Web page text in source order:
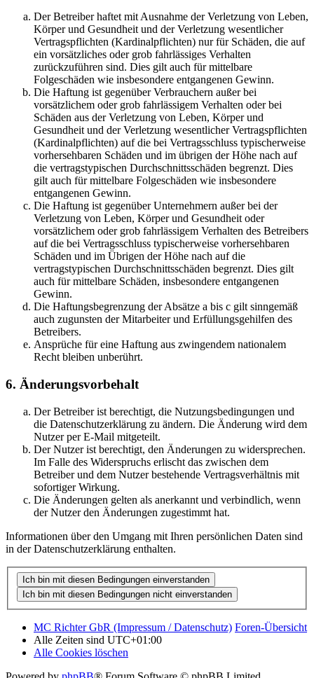
Der Betreiber haftet mit Ausnahme der Verletzung von Leben,
Körper und Gesundheit und der Verletzung wesentlicher
Vertragspflichten (Kardinalpflichten) nur für Schäden, die auf
ein vorsätzliches oder grob fahrlässiges Verhalten
zurückzuführen sind. Dies gilt auch für mittelbare
Folgeschäden wie insbesondere entgangenen Gewinn.
Die Haftung ist gegenüber Verbrauchern außer bei
vorsätzlichem oder grob fahrlässigem Verhalten oder bei
Schäden aus der Verletzung von Leben, Körper und
Gesundheit und der Verletzung wesentlicher Vertragspflichten
(Kardinalpflichten) auf die bei Vertragsschluss typischerweise
vorhersehbaren Schäden und im übrigen der Höhe nach auf
die vertragstypischen Durchschnittsschäden begrenzt. Dies
gilt auch für mittelbare Folgeschäden wie insbesondere
entgangenen Gewinn.
Die Haftung ist gegenüber Unternehmern außer bei der
Verletzung von Leben, Körper und Gesundheit oder
vorsätzlichem oder grob fahrlässigem Verhalten des Betreibers
auf die bei Vertragsschluss typischerweise vorhersehbaren
Schäden und im Übrigen der Höhe nach auf die
vertragstypischen Durchschnittsschäden begrenzt. Dies gilt
auch für mittelbare Schäden, insbesondere entgangenen
Gewinn.
Die Haftungsbegrenzung der Absätze a bis c gilt sinngemäß
auch zugunsten der Mitarbeiter und Erfüllungsgehilfen des
Betreibers.
Ansprüche für eine Haftung aus zwingendem nationalem
Recht bleiben unberührt.
6. Änderungsvorbehalt
Der Betreiber ist berechtigt, die Nutzungsbedingungen und
die Datenschutzerklärung zu ändern. Die Änderung wird dem
Nutzer per E-Mail mitgeteilt.
Der Nutzer ist berechtigt, den Änderungen zu widersprechen.
Im Falle des Widerspruchs erlischt das zwischen dem
Betreiber und dem Nutzer bestehende Vertragsverhältnis mit
sofortiger Wirkung.
Die Änderungen gelten als anerkannt und verbindlich, wenn
der Nutzer den Änderungen zugestimmt hat.
Informationen über den Umgang mit Ihren persönlichen Daten sind
in der Datenschutzerklärung enthalten.
MC Richter GbR (Impressum / Datenschutz) Foren-Übersicht
Alle Zeiten sind UTC+01:00
Alle Cookies löschen